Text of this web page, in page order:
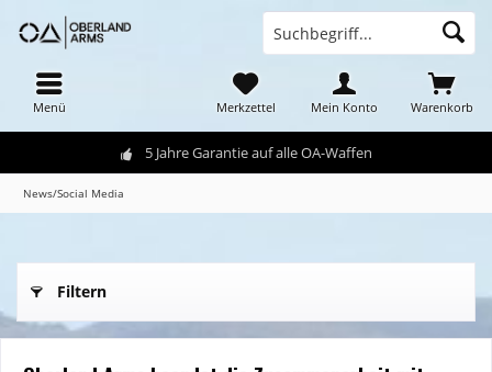
5 Jahre Garantie auf alle OA-Waffen
Menü Warenkorb
Merkzettel Mein Konto
News/Social Media
Filtern